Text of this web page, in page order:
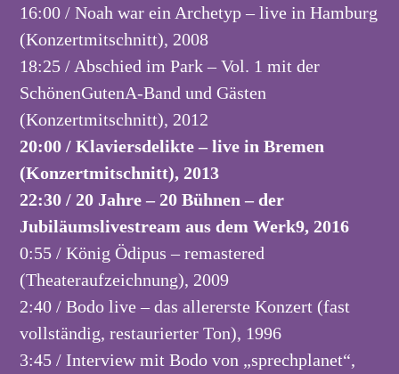
16:00 / Noah war ein Archetyp – live in Hamburg
(Konzertmitschnitt), 2008
18:25 / Abschied im Park – Vol. 1 mit der
SchönenGutenA-Band und Gästen
(Konzertmitschnitt), 2012
20:00 / Klaviersdelikte – live in Bremen
(Konzertmitschnitt), 2013
22:30 / 20 Jahre – 20 Bühnen – der
Jubiläumslivestream aus dem Werk9, 2016
0:55 / König Ödipus – remastered
(Theateraufzeichnung), 2009
2:40 / Bodo live – das allererste Konzert (fast
vollständig, restaurierter Ton), 1996
3:45 / Interview mit Bodo von „sprechplanet“,